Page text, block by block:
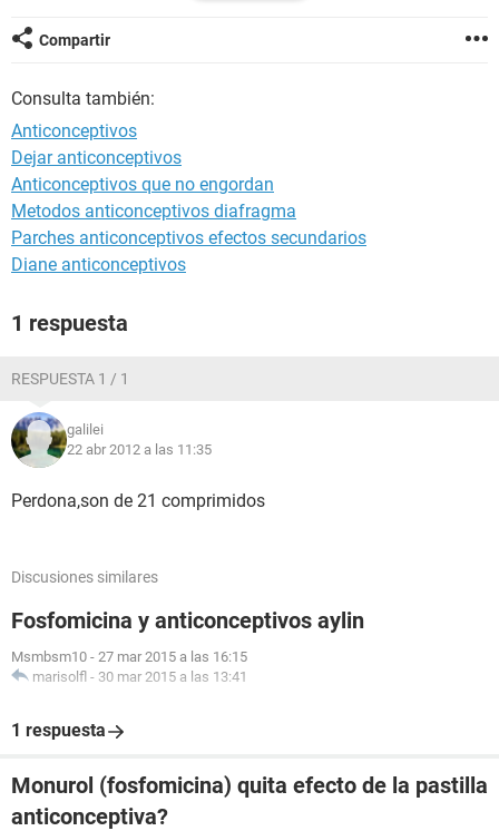
Gracias por su ayuda.
Compartir
Consulta también:
Anticonceptivos
Dejar anticonceptivos
Anticonceptivos que no engordan
Metodos anticonceptivos diafragma
Parches anticonceptivos efectos secundarios
Diane anticonceptivos
1 respuesta
RESPUESTA 1 / 1
galilei
22 abr 2012 a las 11:35
Perdona,son de 21 comprimidos
Discusiones similares
Fosfomicina y anticonceptivos aylin
Msmbsm10 - 27 mar 2015 a las 16:15
marisolfl - 30 mar 2015 a las 13:41
1 respuesta
Monurol (fosfomicina) quita efecto de la pastilla
anticonceptiva?